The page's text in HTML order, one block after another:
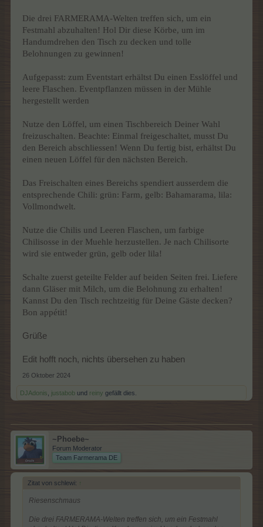
Die drei FARMERAMA-Welten treffen sich, um ein
Festmahl abzuhalten! Hol Dir diese Körbe, um im
Handumdrehen den Tisch zu decken und tolle
Belohnungen zu gewinnen!
Aufgepasst: zum Eventstart erhältst Du einen Esslöffel und
leere Flaschen. Eventpflanzen müssen in der Mühle
hergestellt werden
Nutze den Löffel, um einen Tischbereich Deiner Wahl
freizuschalten. Beachte: Einmal freigeschaltet, musst Du
den Bereich abschliessen! Wenn Du fertig bist, erhältst Du
einen neuen Löffel für den nächsten Bereich.
Das Freischalten eines Bereichs spendiert ausserdem die
entsprechende Chili: grün: Farm, gelb: Bahamarama, lila:
Vollmondwelt.
Nutze die Chilis und Leeren Flaschen, um farbige
Chilisosse in der Muehle herzustellen. Je nach Chilisorte
wird sie entweder grün, gelb oder lila!
Schalte zuerst geteilte Felder auf beiden Seiten frei. Liefere
dann Gläser mit Milch, um die Belohnung zu erhalten!
Kannst Du den Tisch rechtzeitig für Deine Gäste decken?
Bon appétit!
Grüße
Edit hofft noch, nichts übersehen zu haben
26 Oktober 2024
DJAdonis justabob und reiny gefällt dies.
~Phoebe~
Forum Moderator
Team Farmerama DE
Zitat von schlewi: ↑
Riesenschmaus
Die drei FARMERAMA-Welten treffen sich, um ein Festmahl